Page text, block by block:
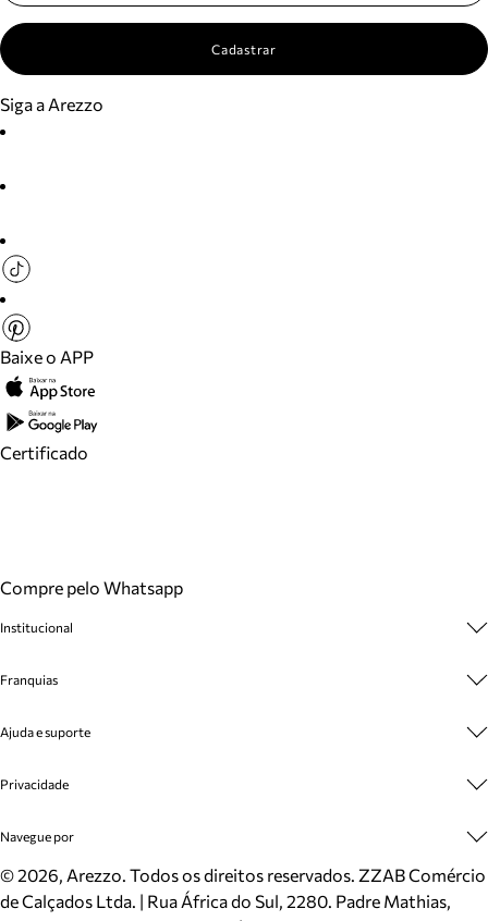
Cadastrar
Siga a Arezzo
Baixe o APP
Certificado
Compre pelo Whatsapp
Institucional
Cashback
Venda Corporativa
Mapa do Site
Inverno
Mundo Arezzo
Franquias
Plano de Negócio
Ajuda e suporte
Cadastro
Meus Pedidos
Trocas e Devoluções
Cartão Presente
Privacidade
Politica e Privacidade
Navegue por
Sapatos
Bolsas
©2026, Arezzo. Todos os direitos reservados. ZZAB Comércio
de Calçados Ltda. | Rua África do Sul, 2280. Padre Mathias,